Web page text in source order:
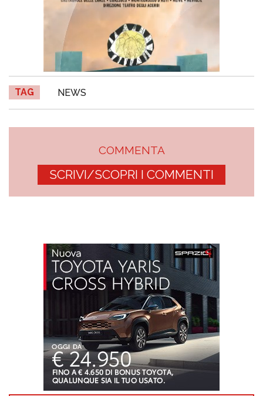
TAG NEWS
COMMENTA
SCRIVI/SCOPRI I COMMENTI